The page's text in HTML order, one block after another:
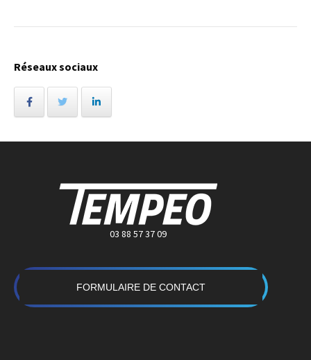
Réseaux sociaux
03 88 57 37 09
FORMULAIRE DE CONTACT